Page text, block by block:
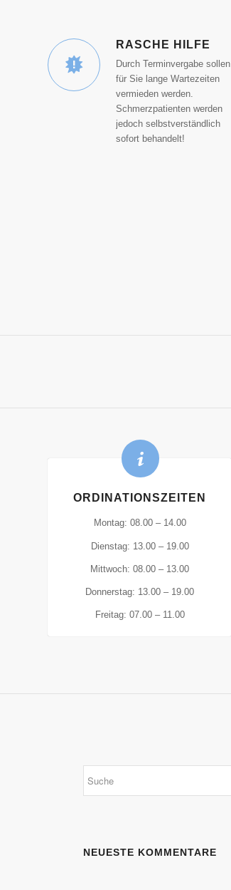
RASCHE HILFE
Durch Terminvergabe sollen
für Sie lange Wartezeiten
vermieden werden.
Schmerzpatienten werden
jedoch selbstverständlich
sofort behandelt!
ORDINATIONSZEITEN
Montag: 08.00 – 14.00
Dienstag: 13.00 – 19.00
Mittwoch: 08.00 – 13.00
Donnerstag: 13.00 – 19.00
Freitag: 07.00 – 11.00
NEUESTE KOMMENTARE